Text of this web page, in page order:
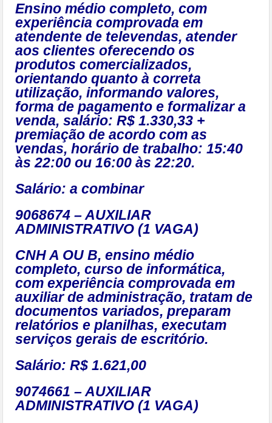
Ensino médio completo, com
experiência comprovada em
atendente de televendas, atender
aos clientes oferecendo os
produtos comercializados,
orientando quanto à correta
utilização, informando valores,
forma de pagamento e formalizar a
venda, salário: R$ 1.330,33 +
premiação de acordo com as
vendas, horário de trabalho: 15:40
às 22:00 ou 16:00 às 22:20.
Salário: a combinar
9068674 – AUXILIAR
ADMINISTRATIVO (1 VAGA)
CNH A OU B, ensino médio
completo, curso de informática,
com experiência comprovada em
auxiliar de administração, tratam de
documentos variados, preparam
relatórios e planilhas, executam
serviços gerais de escritório.
Salário: R$ 1.621,00
9074661 – AUXILIAR
ADMINISTRATIVO (1 VAGA)